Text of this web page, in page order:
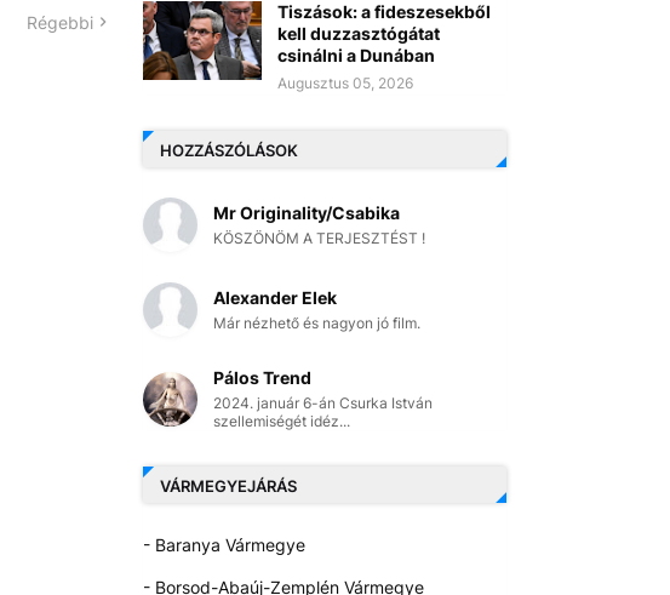
Régebbi
Tiszások: a fideszesekből
kell duzzasztógátat
csinálni a Dunában
Augusztus 05, 2026
HOZZÁSZÓLÁSOK
Mr Originality/Csabika
KÖSZÖNÖM A TERJESZTÉST !
Alexander Elek
Már nézhető és nagyon jó film.
Pálos Trend
2024. január 6-án Csurka István
szellemiségét idéz...
VÁRMEGYEJÁRÁS
- Baranya Vármegye
- Borsod-Abaúj-Zemplén Vármegye